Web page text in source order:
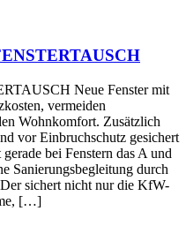
Neue Fenster mit
vermeiden
Wohnkomfort. Zusätzlich
vor Einbruchschutz gesichert
bei Fenstern das A und
Sanierungsbegleitung durch
sichert nicht nur die KfW-
[…]